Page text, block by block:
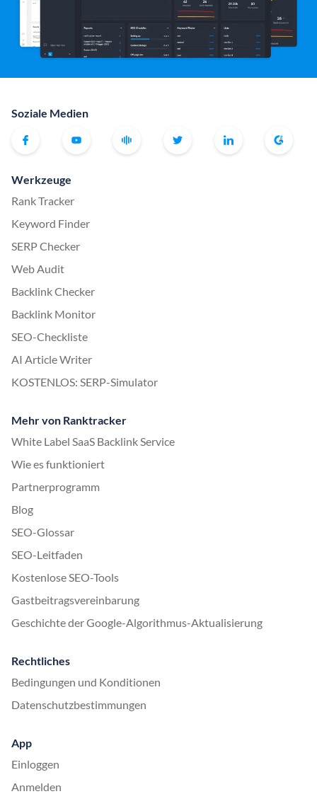
Soziale Medien
Werkzeuge
Rank Tracker
Keyword Finder
SERP Checker
Web Audit
Backlink Checker
Backlink Monitor
SEO-Checkliste
AI Article Writer
KOSTENLOS: SERP-Simulator
Mehr von Ranktracker
White Label SaaS Backlink Service
Wie es funktioniert
Partnerprogramm
Blog
SEO-Glossar
SEO-Leitfaden
Kostenlose SEO-Tools
Gastbeitragsvereinbarung
Geschichte der Google-Algorithmus-Aktualisierung
Rechtliches
Bedingungen und Konditionen
Datenschutzbestimmungen
App
Einloggen
Anmelden